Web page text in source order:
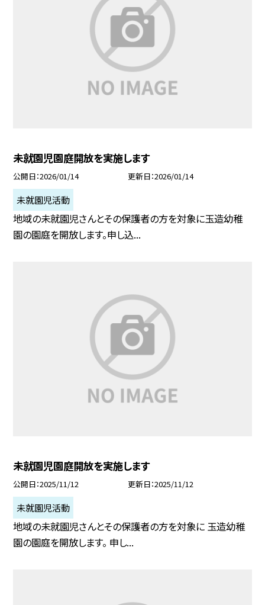
未就園児園庭開放を実施します
公開日 2026/01/14 更新日 2026/01/14
未就園児活動
地域の未就園児さんとその保護者の方を対象に玉造幼稚
園の園庭を開放します。申し込...
未就園児園庭開放を実施します
公開日 2025/11/12 更新日 2025/11/12
未就園児活動
地域の未就園児さんとその保護者の方を対象に 玉造幼稚
園の園庭を開放します。 申し...